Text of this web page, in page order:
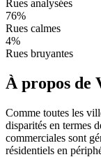
Rues analysées
76%
Rues calmes
4%
Rues bruyantes
À propos de
Comme toutes les
disparités en termes
commerciales sont
résidentiels en